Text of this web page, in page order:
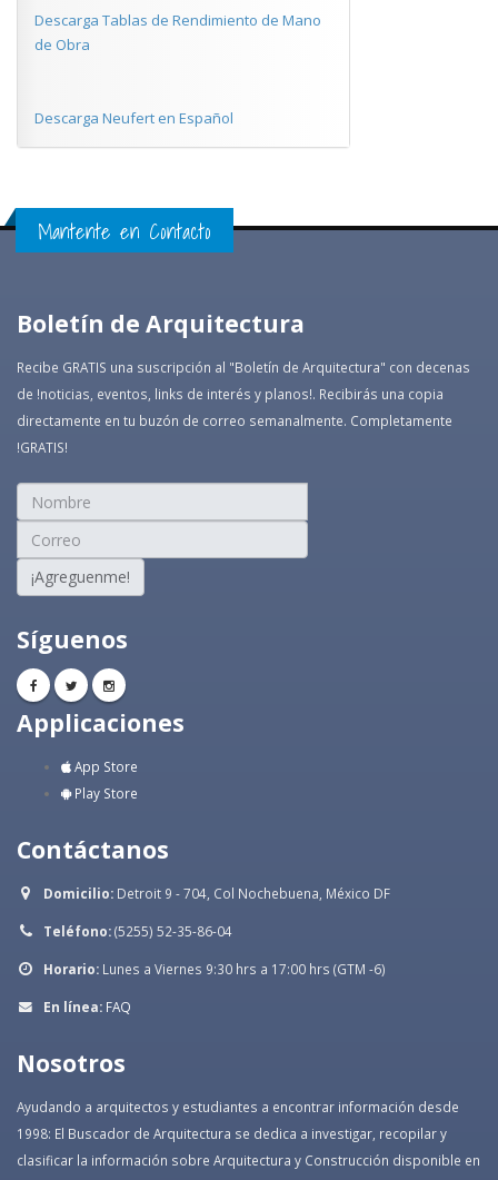
Descarga Tablas de Rendimiento de Mano
de Obra
Descarga Neufert en Español
Mantente en Contacto
Boletín de Arquitectura
Recibe GRATIS una suscripción al "Boletín de Arquitectura" con decenas
de !noticias, eventos, links de interés y planos!. Recibirás una copia
directamente en tu buzón de correo semanalmente. Completamente
!GRATIS!
¡Agreguenme!
Síguenos
Applicaciones
App Store
Play Store
Contáctanos
Domicilio: Detroit 9 - 704, Col Nochebuena, México DF
Teléfono:(5255) 52-35-86-04
Horario: Lunes a Viernes 9:30 hrs a 17:00 hrs (GTM -6)
En línea: FAQ
Nosotros
Ayudando a arquitectos y estudiantes a encontrar información desde
1998: El Buscador de Arquitectura se dedica a investigar, recopilar y
clasificar la información sobre Arquitectura y Construcción disponible en